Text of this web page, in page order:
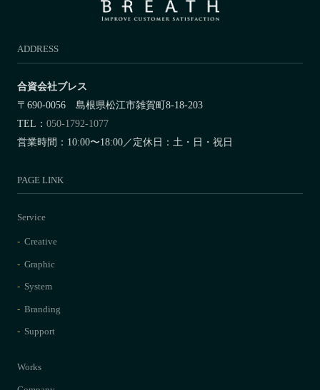
ADDRESS
合資会社ブレス
〒690-0056 島根県松江市雑賀町8-18-203
TEL： 050-1792-1077
営業時間：10:00〜18:00／定休日：土・日・祝日
PAGE LINK
Service
Creative
Graphic
System
Branding
Support
Works